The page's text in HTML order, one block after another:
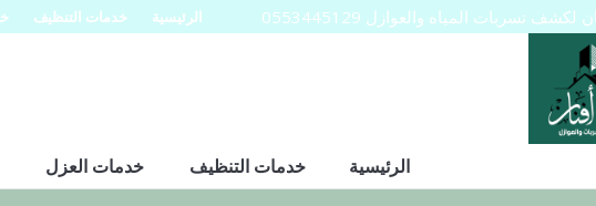
الرئيسية خدمات التنظيف تسربات المياه والعوازل 0553445129
الرئيسية خدمات التنظيف خدمات العزل